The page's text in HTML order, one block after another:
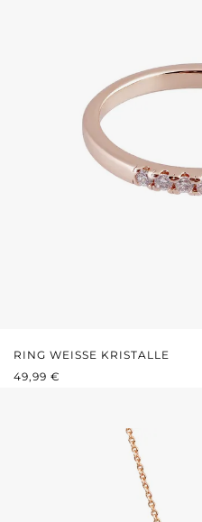
RING WEISSE KRISTALLE
REGULÄRER PREIS:
49,99 €